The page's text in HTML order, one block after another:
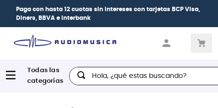
Paga con hasta 12 cuotas sin intereses con tarjetas BCP Visa,
Diners, BBVA e Interbank
Hola, ¿qué estas buscando?